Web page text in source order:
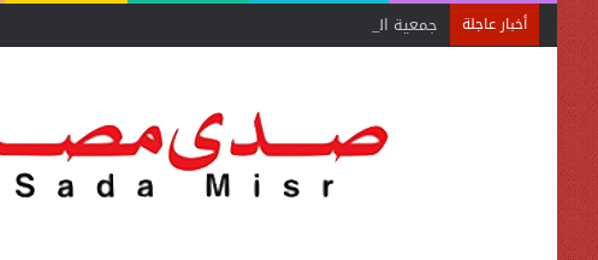
أخبار عاجلة جمعية الخبراء: 5 مميزات ضريبية في مبادرة «مزرعتك في مصر»